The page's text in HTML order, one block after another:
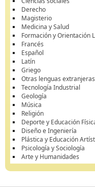
Derecho
Magisterio
Medicina y Salud
Formación y Orientación
Francés
Español
Latín
Griego
Otras lenguas extranjeras
Tecnología Industrial
Geología
Música
Religión
Deporte y Educación
Diseño e Ingeniería
Plástica y Educación
Psicología y Sociología
Arte y Humanidades